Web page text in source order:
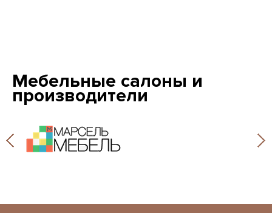
Мебельные салоны и
производители